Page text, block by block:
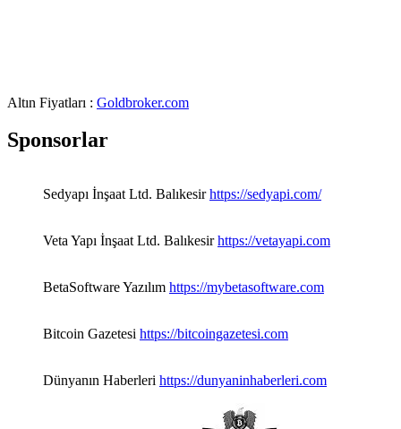
Altın Fiyatları : Goldbroker.com
Sponsorlar
Sedyapı İnşaat Ltd. Balıkesirhttps://sedyapi.com/
Veta Yapı İnşaat Ltd. Balıkesirhttps://vetayapi.com
BetaSoftware Yazılım https://mybetasoftware.com
Bitcoin Gazetesi https://bitcoingazetesi.com
Dünyanın Haberleri https://dunyaninhaberleri.com